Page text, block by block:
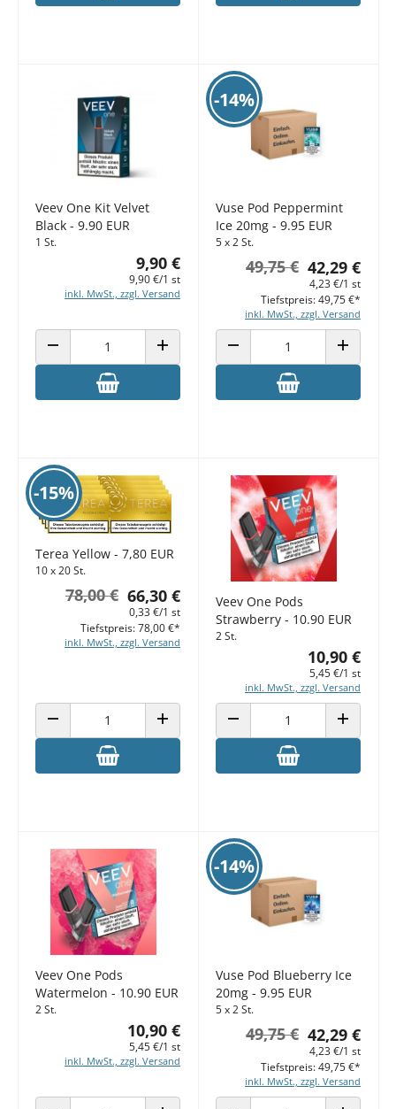
Veev One Kit Velvet
Black - 9.90 EUR
1 St.
9,90 €
9,90 €/1 st
inkl. MwSt., zzgl. Versand
ANZAHL VERRINGERN ANZAHL ERHÖHEN
-14%
Vuse Pod Peppermint
Ice 20mg - 9.95 EUR
5 x 2 St.
42,29 €
49,75 €
4,23 €/1 st
inkl. MwSt., zzgl. Versand
Tiefstpreis: 49,75 €*
ANZAHL VERRINGERN ANZAHL
-15%
Terea Yellow - 7,80 EUR
10 x 20 St.
66,30 €
78,00 €
0,33 €/1 st
inkl. MwSt., zzgl. Versand
Tiefstpreis: 78,00 €*
ANZAHL VERRINGERN ANZAHL ERHÖHEN
Veev One Pods
Strawberry - 10.90 EUR
2 St.
10,90 €
5,45 €/1 st
inkl. MwSt., zzgl. Versand
ANZAHL VERRINGERN ANZAHL
Veev One Pods
Watermelon - 10.90 EUR
2 St.
10,90 €
5,45 €/1 st
inkl. MwSt., zzgl. Versand
-14%
Vuse Pod Blueberry Ice
20mg - 9.95 EUR
5 x 2 St.
42,29 €
49,75 €
4,23 €/1 st
inkl. MwSt., zzgl. Versand
Tiefstpreis: 49,75 €*